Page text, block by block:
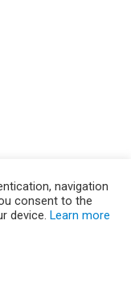
navigation
consent to the
device. Learn more